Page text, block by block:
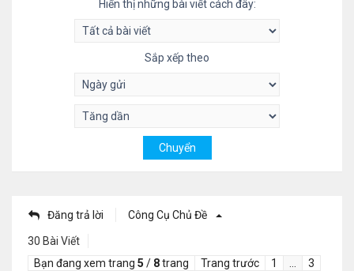
Hiển thị những bài viết cách đây:
Sắp xếp theo
Đăng trả lời Công Cụ Chủ Đề
30 Bài Viết
Bạn đang xem trang 5 / 8trang Trang trước 1
3